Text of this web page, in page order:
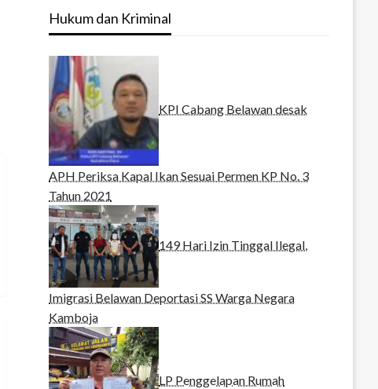
Hukum dan Kriminal
KPI Cabang Belawan desak
APH Periksa Kapal Ikan Sesuai Permen KP No. 3
Tahun 2021
149 Hari Izin Tinggal Ilegal,
Imigrasi Belawan Deportasi SS Warga Negara
Kamboja
LP Penggelapan Rumah